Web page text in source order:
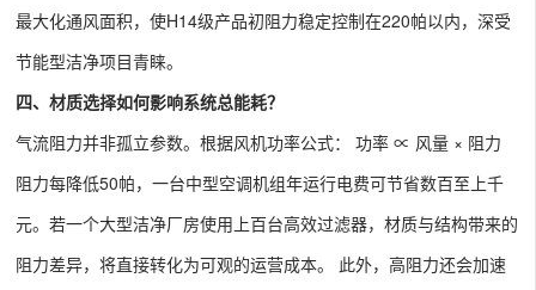
最大化通风面积，使H14级产品初阻力稳定控制在220帕以内，深受
节能型洁净项目青睐。
四、材质选择如何影响系统总能耗？
气流阻力并非孤立参数。根据风机功率公式： 功率 ∝ 风量 × 阻力
阻力每降低50帕，一台中型空调机组年运行电费可节省数百至上千
元。若一个大型洁净厂房使用上百台高效过滤器，材质与结构带来的
阻力差异，将直接转化为可观的运营成本。 此外，高阻力还会加速